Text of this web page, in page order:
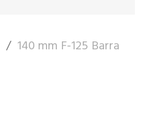
140 mm F-125 Barra